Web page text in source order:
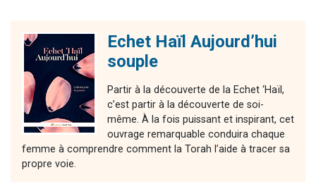
Echet Haïl Aujourd’hui
souple
Partir à la découverte de la Echet ‘Haïl,
c’est partir à la découverte de soi-
même. À la fois puissant et inspirant, cet
ouvrage remarquable conduira chaque
femme à comprendre comment la Torah l’aide à tracer sa
propre voie.